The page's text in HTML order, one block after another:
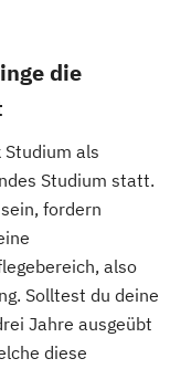
die
Studium als
Studium statt.
fordern
also
Solltest du deine
Jahre ausgeübt
diese